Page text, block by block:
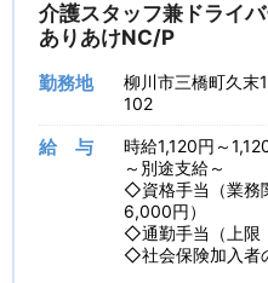
介護スタッフ兼ドライ
ありあけNC/P
勤務地
柳川市三橋町久末
102
給 与
時給1,120円～
～別途支給～
◇資格手当（業務
6,000円）
◇通勤手当（上限
◇社会保険加入